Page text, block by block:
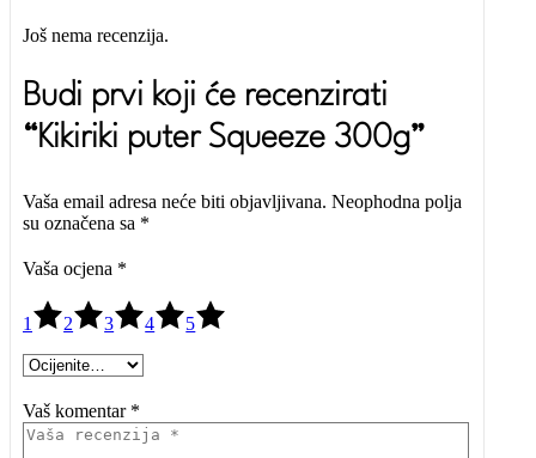
Još nema recenzija.
Budi prvi koji će recenzirati
“Kikiriki puter Squeeze 300g”
Vaša email adresa neće biti objavljivana. Neophodna polja
su označena sa *
Vaša ocjena *
1 2 3 4 5
Vaš komentar *